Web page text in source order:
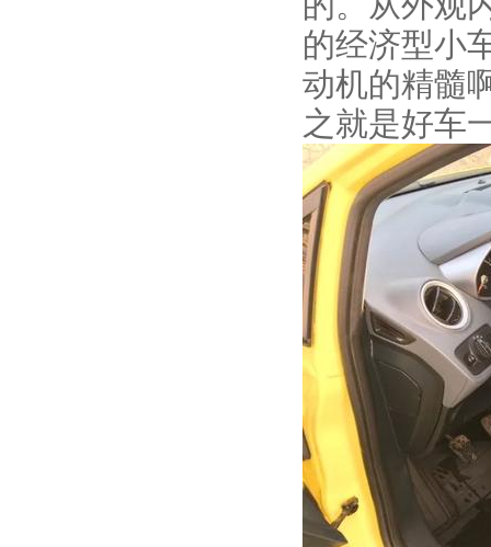
的经济型小
动机的精髓
之就是好车